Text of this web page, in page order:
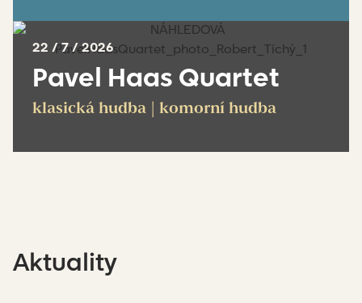
Koupit vstupenky
Detail akce
Pavel Haas Quartet
klasická hudba | komorní hudba
22 / 7 / 2026
Koupit vstupenky
Aktuality